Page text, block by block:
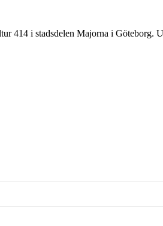
414 i stadsdelen Majorna i Göteborg.